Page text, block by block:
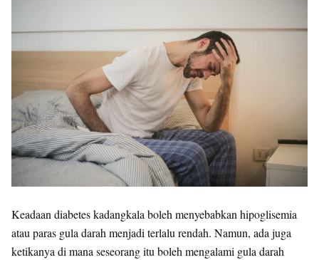
Keadaan diabetes kadangkala boleh menyebabkan hipoglisemia
atau paras gula darah menjadi terlalu rendah. Namun, ada juga
ketikanya di mana seseorang itu boleh mengalami gula darah